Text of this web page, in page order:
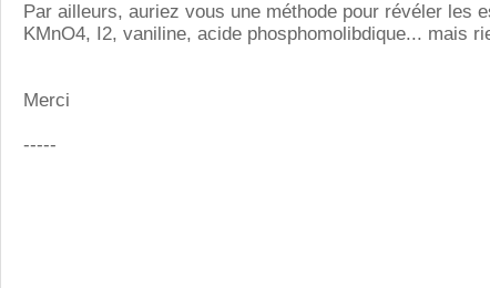
Par ailleurs, auriez vous une méthode pour révéler les
KMnO4, I2, vaniline, acide phosphomolibdique... mais
Merci
-----